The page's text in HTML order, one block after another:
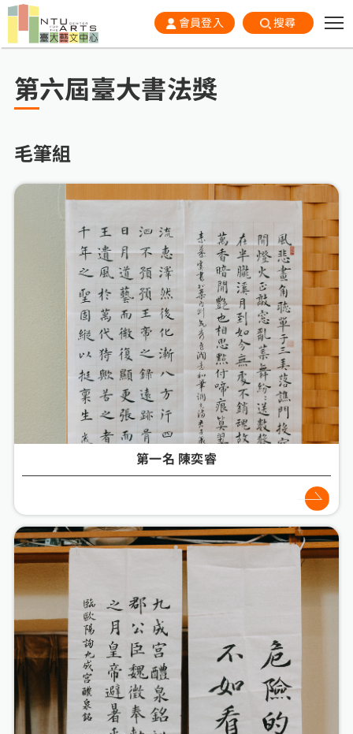
會員登入 搜尋
第六屆臺大書法獎
毛筆組
第一名 陳奕睿